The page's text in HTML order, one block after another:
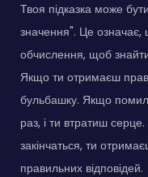
Твоя підказка може
значення". Це означає,
обчислення, щоб
Якщо ти отримаєш
бульбашку. Якщо
раз, і ти втратиш
закінчаться, ти
правильних відповідей.